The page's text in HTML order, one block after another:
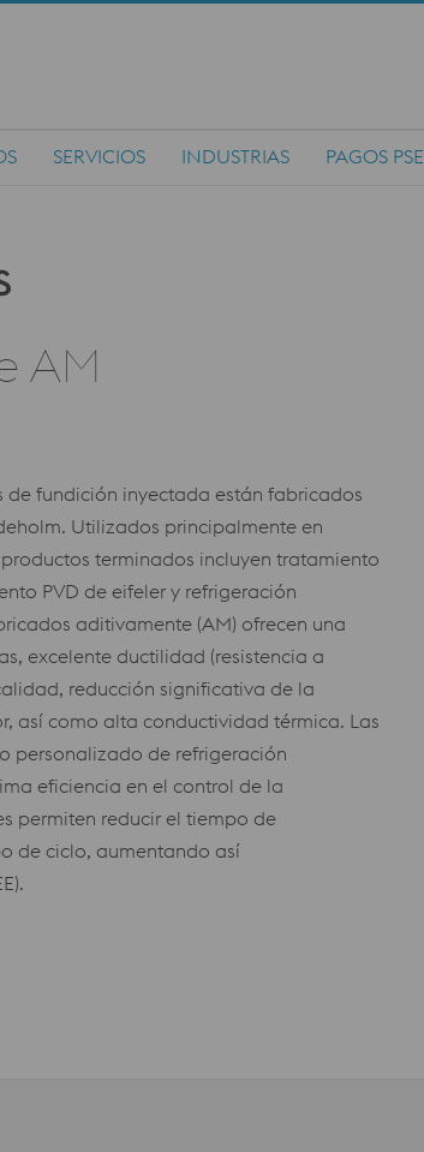
SERVICIOS INDUSTRIAS PAGOS PSE
AM
fundición inyectada están fabricados
Utilizados principalmente en
terminados incluyen tratamiento
PVD de eifeler y refrigeración
aditivamente (AM) ofrecen una
excelente ductilidad (resistencia a
reducción significativa de la
así como alta conductividad térmica. Las
personalizado de refrigeración
eficiencia en el control de la
permiten reducir el tiempo de
de ciclo, aumentando así